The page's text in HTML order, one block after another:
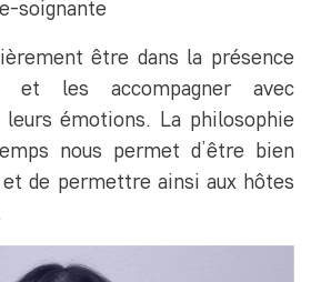
soignante
être dans la présence
et les accompagner avec
leurs émotions. La philosophie
nous permet d’être bien
de permettre ainsi aux hôtes